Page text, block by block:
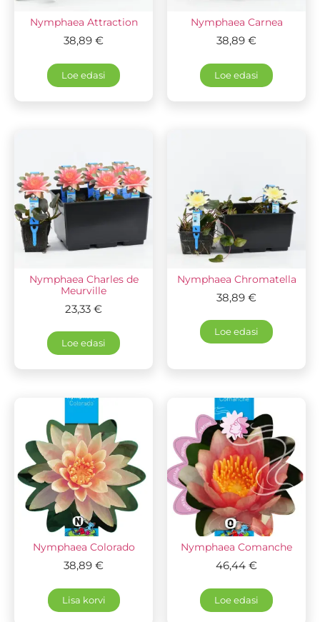
Nymphaea Attraction
38,89 €
Loe edasi
Nymphaea Carnea
38,89 €
Loe edasi
Nymphaea Charles de
Meurville
23,33 €
Loe edasi
Nymphaea Chromatella
38,89 €
Loe edasi
Nymphaea Colorado
38,89 €
Lisa korvi
Nymphaea Comanche
46,44 €
Loe edasi